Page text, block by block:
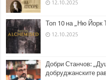
12.10.2025
Топ 10 на „Ню Йорк
12.10.2025
Добри Станчов:
добруджанските